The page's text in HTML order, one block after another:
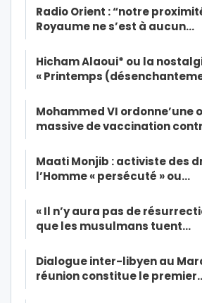
Radio Orient : “notre
Royaume ne s’est à aucun…
Hicham Alaoui* ou la
« Printemps
Mohammed VI ordonne’une
massive de vaccination
Maati Monjib : activiste des
l’Homme « persécuté » ou…
« Il n’y aura pas de
que les musulmans tuent…
Dialogue inter-libyen au
réunion constitue le